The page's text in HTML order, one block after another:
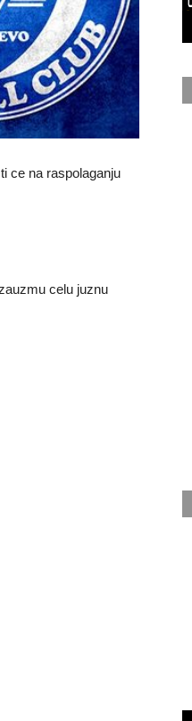
ce na raspolaganju
celu juznu